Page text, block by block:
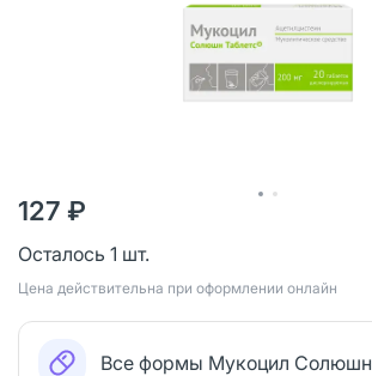
127 ₽
Осталось 1 шт.
Цена действительна при оформлении онлайн
Все формы Мукоцил Солюшн